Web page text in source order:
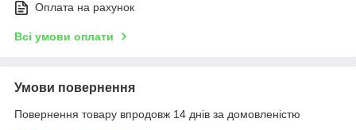
Оплата на рахунок
Всі умови оплати
Умови повернення
Повернення товару впродовж 14 днів за домовленістю